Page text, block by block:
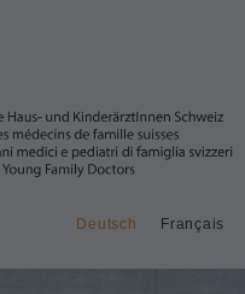
Deutsch Français